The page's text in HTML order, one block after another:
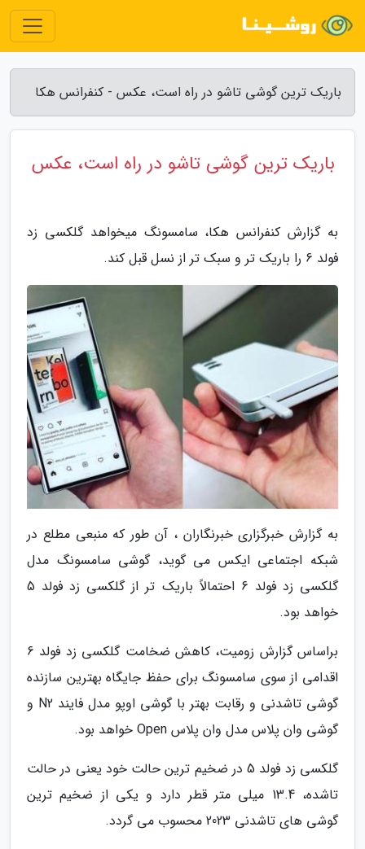
باریک ترین گوشی تاشو در راه است، عکس - کنفرانس هکا
باریک ترین گوشی تاشو در راه است، عکس
به گزارش کنفرانس هکا، سامسونگ میخواهد گلکسی زد
فولد 6 را باریک تر و سبک تر از نسل قبل کند.
به گزارش خبرگزاری خبرنگاران ، آن طور که منبعی مطلع در
شبکه اجتماعی ایکس می گوید، گوشی سامسونگ مدل
گلکسی زد فولد 6 احتمالاً باریک تر از گلکسی زد فولد 5
خواهد بود.
براساس گزارش زومیت، کاهش ضخامت گلکسی زد فولد 6
اقدامی از سوی سامسونگ برای حفظ جایگاه بهترین سازنده
گوشی تاشدنی و رقابت بهتر با گوشی اوپو مدل فایند N2 و
گوشی وان پلاس مدل وان پلاس Open خواهد بود.
گلکسی زد فولد 5 در ضخیم ترین حالت خود یعنی در حالت
تاشده، 13.4 میلی متر قطر دارد و یکی از ضخیم ترین
گوشی های تاشدنی 2023 محسوب می گردد.